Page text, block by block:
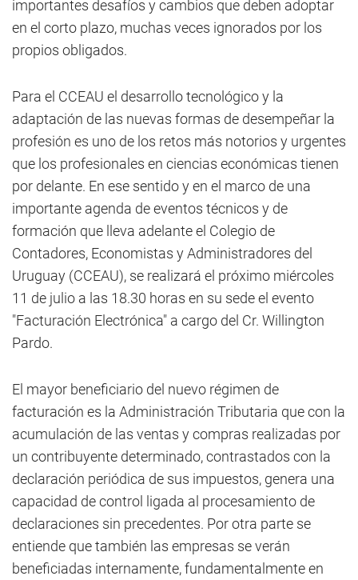
importantes desafíos y cambios que deben adoptar
en el corto plazo, muchas veces ignorados por los
propios obligados.
Para el CCEAU el desarrollo tecnológico y la
adaptación de las nuevas formas de desempeñar la
profesión es uno de los retos más notorios y urgentes
que los profesionales en ciencias económicas tienen
por delante. En ese sentido y en el marco de una
importante agenda de eventos técnicos y de
formación que lleva adelante el Colegio de
Contadores, Economistas y Administradores del
Uruguay (CCEAU), se realizará el próximo miércoles
11 de julio a las 18.30 horas en su sede el evento
"Facturación Electrónica" a cargo del Cr. Willington
Pardo.
El mayor beneficiario del nuevo régimen de
facturación es la Administración Tributaria que con la
acumulación de las ventas y compras realizadas por
un contribuyente determinado, contrastados con la
declaración periódica de sus impuestos, genera una
capacidad de control ligada al procesamiento de
declaraciones sin precedentes. Por otra parte se
entiende que también las empresas se verán
beneficiadas internamente, fundamentalmente en